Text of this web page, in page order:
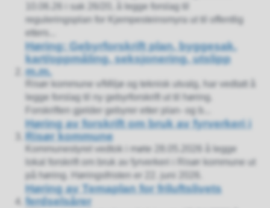
10.06.26 i sak 26/20, å legge forslag til
reguleringsplan for Kjempesteinsmyra ut til offentlig
etters...
Høring: Gebyrforskrift plan, byggesak,
kart/oppmåling, seksjonering, utslipp
m.m.
Risør kommune v/Miljø og teknisk utvalg, har vedtatt å
legge forslag til ny gebyrforskrift ut til høring.
Forskriften gjelder gebyrer etter plan- og b...
Høring av forskrift om bruk av fyrverkeri i
Risør kommune
Kommunestyret vedtok i møte 28.05.2026 å legge
lokal forskrift om bruk av fyrverkeri i Risør kommune ut
på høring. Høringsfristen er 22. juni 2026.
Høring av Temaplan for friluftslivets
ferdselsårer